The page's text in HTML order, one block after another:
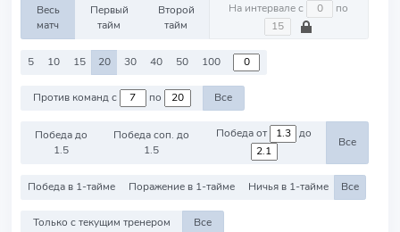
Весь
матч
Первый
тайм
Второй
тайм
На интервале с по
5 10 15 20 30 40 50 100
Против команд с по Все
Победа до
1.5
Победа соп. до
1.5
Победа от до
Все
Победа в 1-тайме Поражение в 1-тайме Ничья в 1-тайме Все
Только с текущим тренером Все